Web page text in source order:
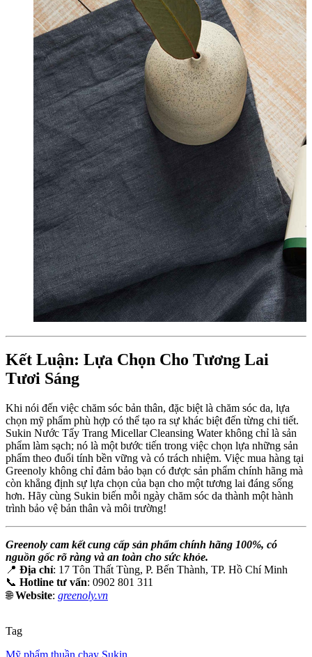
Kết Luận: Lựa Chọn Cho Tương Lai
Tươi Sáng
Khi nói đến việc chăm sóc bản thân, đặc biệt là chăm sóc da, lựa
chọn mỹ phẩm phù hợp có thể tạo ra sự khác biệt đến từng chi tiết.
Sukin Nước Tẩy Trang Micellar Cleansing Water không chỉ là sản
phẩm làm sạch; nó là một bước tiến trong việc chọn lựa những sản
phẩm theo đuổi tính bền vững và có trách nhiệm. Việc mua hàng tại
Greenoly không chỉ đảm bảo bạn có được sản phẩm chính hãng mà
còn khẳng định sự lựa chọn của bạn cho một tương lai đáng sống
hơn. Hãy cùng Sukin biến mỗi ngày chăm sóc da thành một hành
trình bảo vệ bản thân và môi trường!
Greenoly cam kết cung cấp sản phẩm chính hãng 100%, có
nguồn gốc rõ ràng và an toàn cho sức khỏe.
📍 Địa chỉ: 17 Tôn Thất Tùng, P. Bến Thành, TP. Hồ Chí Minh
📞 Hotline tư vấn: 0902 801 311
🌐Website: greenoly.vn
Tag